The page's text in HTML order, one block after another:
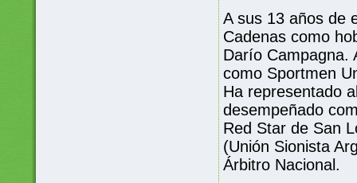
A sus 13 años de
Cadenas como
Darío Campagna.
como Sportmen
Ha representado
desempeñado
Red Star de San
(Unión Sionista
Árbitro Nacional.